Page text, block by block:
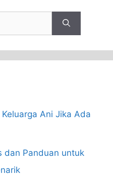
Ani Jika Ada
dan Panduan untuk